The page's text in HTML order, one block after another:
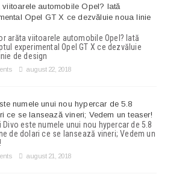
arăta viitoarele automobile Opel? Iată
experimental Opel GT X ce dezvăluie
de design
august 22, 2018
Divo este numele unui nou hypercar de 5.8
de dolari ce se lansează vineri; Vedem un
august 21, 2018